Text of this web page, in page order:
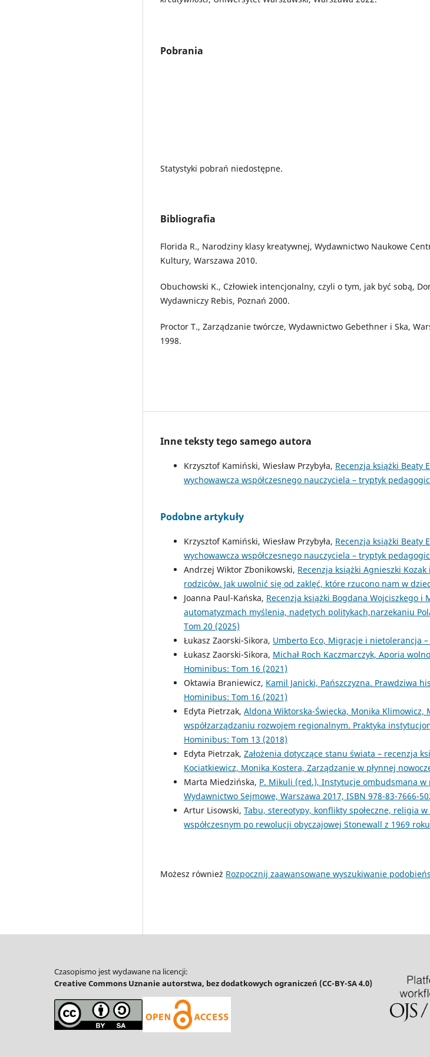
Pobrania
Statystyki pobrań niedostępne.
Bibliografia
Florida R., Narodziny klasy kreatywnej, Wydawnictwo Naukowe
Kultury, Warszawa 2010.
Obuchowski K., Człowiek intencjonalny, czyli o tym, jak być sobą,
Wydawniczy Rebis, Poznań 2000.
Proctor T., Zarządzanie twórcze, Wydawnictwo Gebethner i Ska,
1998.
Inne teksty tego samego autora
Krzysztof Kamiński, Wiesław Przybyła, Recenzja książki Beaty
wychowawcza współczesnego nauczyciela – tryptyk
Podobne artykuły
Krzysztof Kamiński, Wiesław Przybyła, Recenzja książki Beaty
wychowawcza współczesnego nauczyciela – tryptyk
Andrzej Wiktor Zbonikowski, Recenzja książki Agnieszki
rodziców. Jak uwolnić się od zaklęć, które rzucono nam w
Joanna Paul-Kańska, Recenzja książki Bogdana Wojciszkego i
automatyzmach myślenia, nadętych politykach,narzekaniu
Tom 20 (2025)
Łukasz Zaorski-Sikora, Umberto Eco, Migracje i nietolerancja
Łukasz Zaorski-Sikora, Michał Roch Kaczmarczyk, Aporia
Hominibus: Tom 16 (2021)
Oktawia Braniewicz, Kamil Janicki, Pańszczyzna. Prawdziwa
Hominibus: Tom 16 (2021)
Edyta Pietrzak, Aldona Wiktorska-Święcka, Monika Klimowicz,
współzarządzaniu rozwojem regionalnym. Praktyka
Hominibus: Tom 13 (2018)
Edyta Pietrzak, Założenia dotyczące stanu świata – recenzja
Kociatkiewicz, Monika Kostera, Zarządzanie w płynnej
Marta Miedzińska, P. Mikuli (red.), Instytucje ombudsmana
Wydawnictwo Sejmowe, Warszawa 2017, ISBN 978-83-7666-
Artur Lisowski, Tabu, stereotypy, konflikty społeczne, religia
współczesnym po rewolucji obyczajowej Stonewall z 1969 roku
Możesz również Rozpocznij zaawansowane wyszukiwanie
Czasopismo jest wydawane na licencji:
Creative Commons Uznanie autorstwa, bez dodatkowych ograniczeń (CC-BY-SA 4.0)